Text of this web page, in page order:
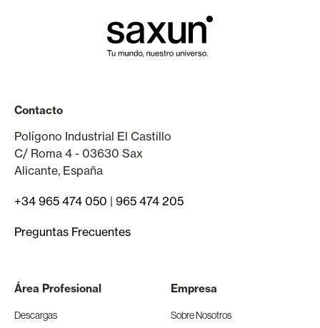
Contacto
Polígono Industrial El Castillo
C/ Roma 4 - 03630 Sax
Alicante, España
+34 965 474 050 | 965 474 205
Preguntas Frecuentes
Área Profesional
Descargas
Empresa
Sobre Nosotros